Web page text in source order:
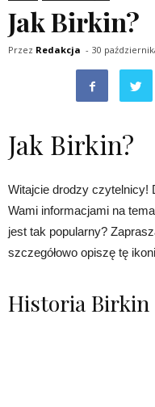
Jak Birkin?
Przez Redakcja - 30
Jak Birkin?
Witajcie drodzy czytelnicy!
Wami informacjami na
jest tak popularny?
szczegółowo opiszę tę
Historia Birkin